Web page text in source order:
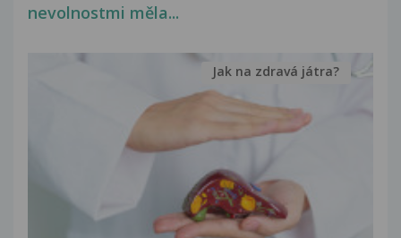
nevolnostmi měla...
Jak na zdravá játra?